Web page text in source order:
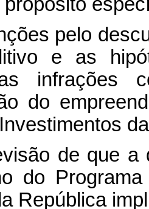
pelo
e as
infrações
do
de que a
do
República